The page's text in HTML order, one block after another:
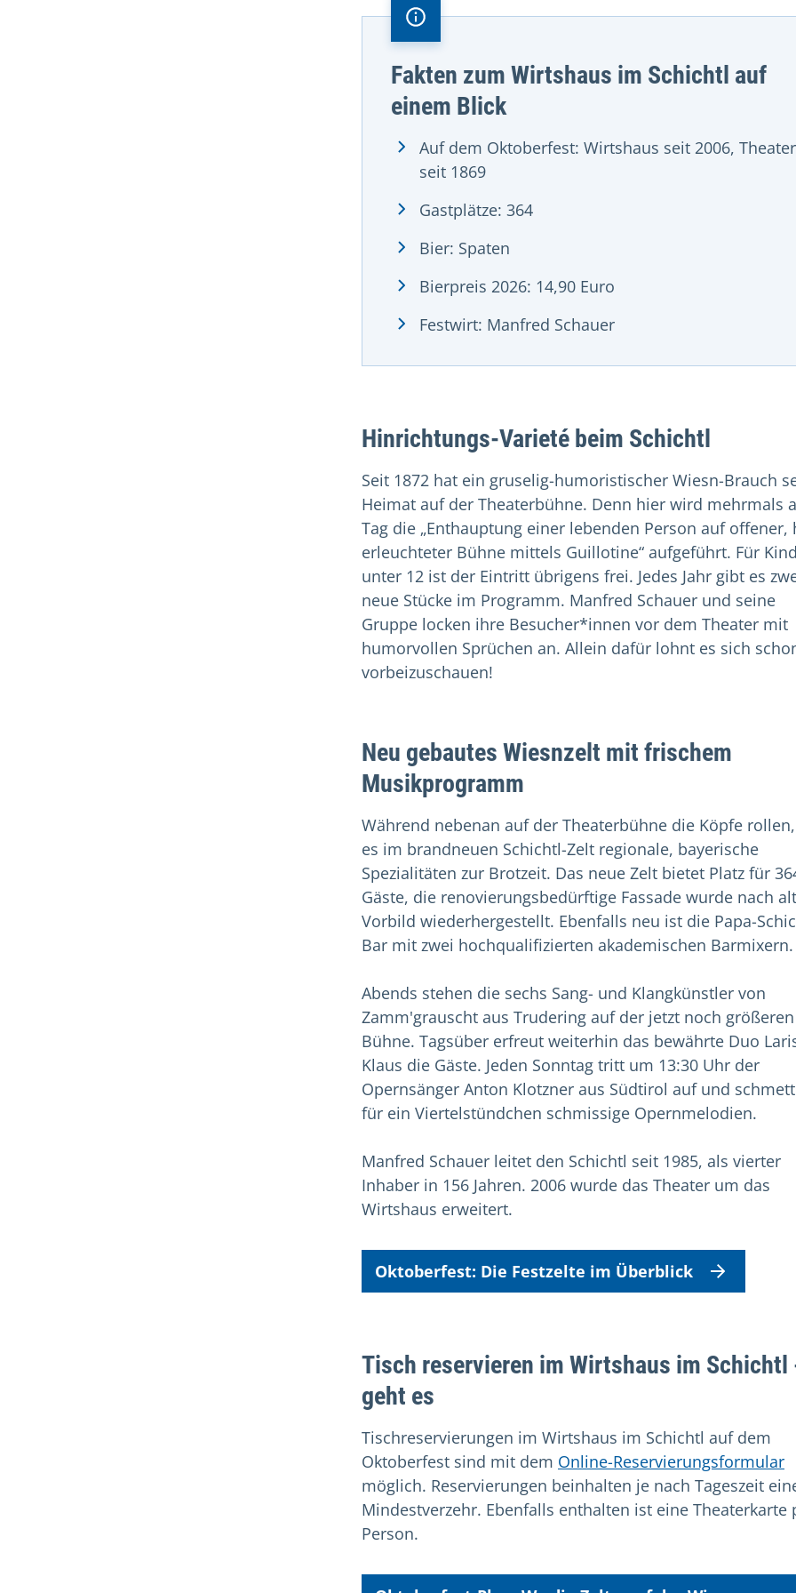
Fakten zum Wirtshaus im Schichtl auf
einem Blick
Auf dem Oktoberfest: Wirtshaus seit 2006, Theater
seit 1869
Gastplätze: 364
Bier: Spaten
Bierpreis 2026: 14,90 Euro
Festwirt: Manfred Schauer
Hinrichtungs-Varieté beim Schichtl
Seit 1872 hat ein gruselig-humoristischer Wiesn-Brauch
Heimat auf der Theaterbühne. Denn hier wird mehrmals
Tag die „Enthauptung einer lebenden Person auf offener,
erleuchteter Bühne mittels Guillotine“ aufgeführt. Für
unter 12 ist der Eintritt übrigens frei. Jedes Jahr gibt es
neue Stücke im Programm. Manfred Schauer und seine
Gruppe locken ihre Besucher*innen vor dem Theater mit
humorvollen Sprüchen an. Allein dafür lohnt es sich
vorbeizuschauen!
Neu gebautes Wiesnzelt mit frischem
Musikprogramm
Während nebenan auf der Theaterbühne die Köpfe
es im brandneuen Schichtl-Zelt regionale, bayerische
Spezialitäten zur Brotzeit. Das neue Zelt bietet Platz für
Gäste, die renovierungsbedürftige Fassade wurde nach
Vorbild wiederhergestellt. Ebenfalls neu ist die Papa-
Bar mit zwei hochqualifizierten akademischen Barmixern.
Abends stehen die sechs Sang- und Klangkünstler von
Zamm'grauscht aus Trudering auf der jetzt noch größeren
Bühne. Tagsüber erfreut weiterhin das bewährte Duo
Klaus die Gäste. Jeden Sonntag tritt um 13:30 Uhr der
Opernsänger Anton Klotzner aus Südtirol auf und
für ein Viertelstündchen schmissige Opernmelodien.
Manfred Schauer leitet den Schichtl seit 1985, als vierter
Inhaber in 156 Jahren. 2006 wurde das Theater um das
Wirtshaus erweitert.
Oktoberfest: Die Festzelte im Überblick
Tisch reservieren im Wirtshaus im Schichtl
geht es
Tischreservierungen im Wirtshaus im Schichtl auf dem
Oktoberfest sind mit dem Online-Reservierungsformular
möglich. Reservierungen beinhalten je nach Tageszeit
Mindestverzehr. Ebenfalls enthalten ist eine Theaterkarte
Person.